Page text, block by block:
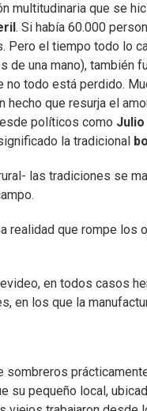
multitudinaria que se
. Si había 60.000
Pero el tiempo todo lo
una mano), también
no todo está perdido.
hecho que resurja el
políticos como
la tradicional
las tradiciones se
realidad que rompe los
en todos casos
en los que la
sombreros
su pequeño local,